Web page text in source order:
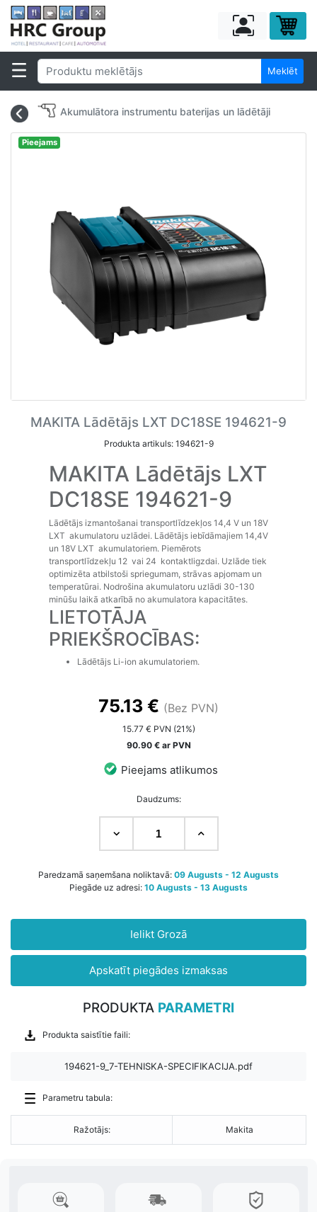
Meklēt
Akumulātora instrumentu baterijas un lādētāji
Pieejams
MAKITA Lādētājs LXT DC18SE 194621-9
Produkta artikuls: 194621-9
MAKITA Lādētājs LXT
DC18SE 194621-9
Lādētājs izmantošanai transportlīdzekļos 14,4 V un 18V
LXT akumulatoru uzlādei. Lādētājs iebīdāmajiem 14,4V
un 18V LXT akumulatoriem. Piemērots
transportlīdzekļu 12 vai 24 kontaktligzdai. Uzlāde tiek
optimizēta atbilstoši spriegumam, strāvas apjomam un
temperatūrai. Nodrošina akumulatoru uzlādi 30-130
minūšu laikā atkarībā no akumulatora kapacitātes.
LIETOTĀJA
PRIEKŠROCĪBAS:
Lādētājs Li-ion akumulatoriem.
75.13 € (Bez PVN)
15.77 € PVN (21%)
90.90 € ar PVN
Pieejams atlikumos
Daudzums:
Paredzamā saņemšana noliktavā: 09 Augusts - 12 Augusts
Piegāde uz adresi: 10 Augusts - 13 Augusts
Ielikt Grozā
Apskatīt piegādes izmaksas
PRODUKTA PARAMETRI
Produkta saistītie faili:
194621-9_7-TEHNISKA-SPECIFIKACIJA.pdf
Parametru tabula:
Ražotājs: Makita